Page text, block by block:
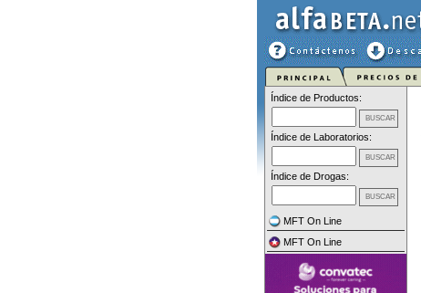
Índice de Productos:
Índice de Laboratorios:
Índice de Drogas:
MFT On Line
MFT On Line